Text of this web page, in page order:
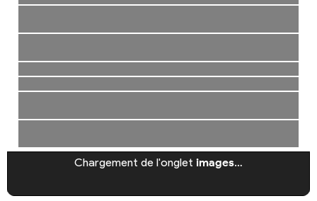
Chargement de l'onglet images…